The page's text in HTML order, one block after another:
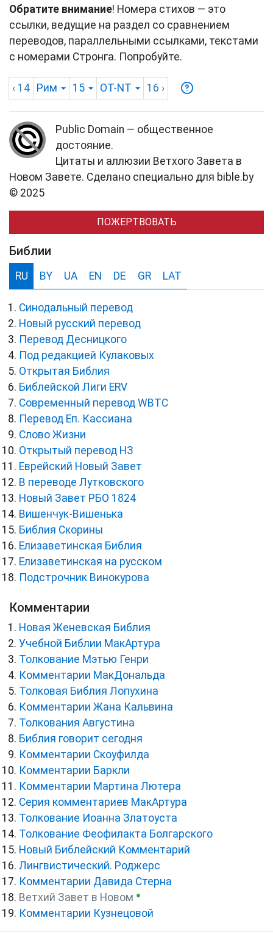
Обратите внимание! Номера стихов — это
ссылки, ведущие на раздел со сравнением
переводов, параллельными ссылками, текстами
с номерами Стронга. Попробуйте.
‹ 14 Рим 15 OT-NT 16 ›
Public Domain — общественное
достояние.
Цитаты и аллюзии Ветхого Завета в
Новом Завете. Сделано специально для bible.by
© 2025
ПОЖЕРТВОВАТЬ
Библии
RU BY UA EN DE GR LAT
Синодальный перевод
Новый русский перевод
Перевод Десницкого
Под редакцией Кулаковых
Открытая Библия
Библейской Лиги ERV
Cовременный перевод WBTC
Перевод Еп. Кассиана
Слово Жизни
Открытый перевод НЗ
Еврейский Новый Завет
В переводе Лутковского
Новый Завет РБО 1824
Вишенчук-Вишенька
Библия Скорины
Елизаветинская Библия
Елизаветинская на русском
Подстрочник Винокурова
Комментарии
Новая Женевская Библия
Учебной Библии МакАртура
Толкование Мэтью Генри
Комментарии МакДональда
Толковая Библия Лопухина
Комментарии Жана Кальвина
Толкования Августина
Библия говорит сегодня
Комментарии Скоуфилда
Комментарии Баркли
Комментарии Мартина Лютера
Серия комментариев МакАртура
Толкование Иоанна Златоуста
Толкование Феофилакта Болгарского
Новый Библейский Комментарий
Лингвистический. Роджерс
Комментарии Давида Стерна
Ветхий Завет в Новом ●
Комментарии Кузнецовой